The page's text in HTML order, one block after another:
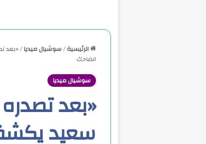
الرئيسية/سوشيال ميديا/«بعد
الضاحك
سوشيال ميديا
«بعد تصدره
سعيد